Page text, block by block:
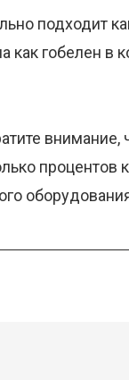
подходит
как гобелен в
процентов